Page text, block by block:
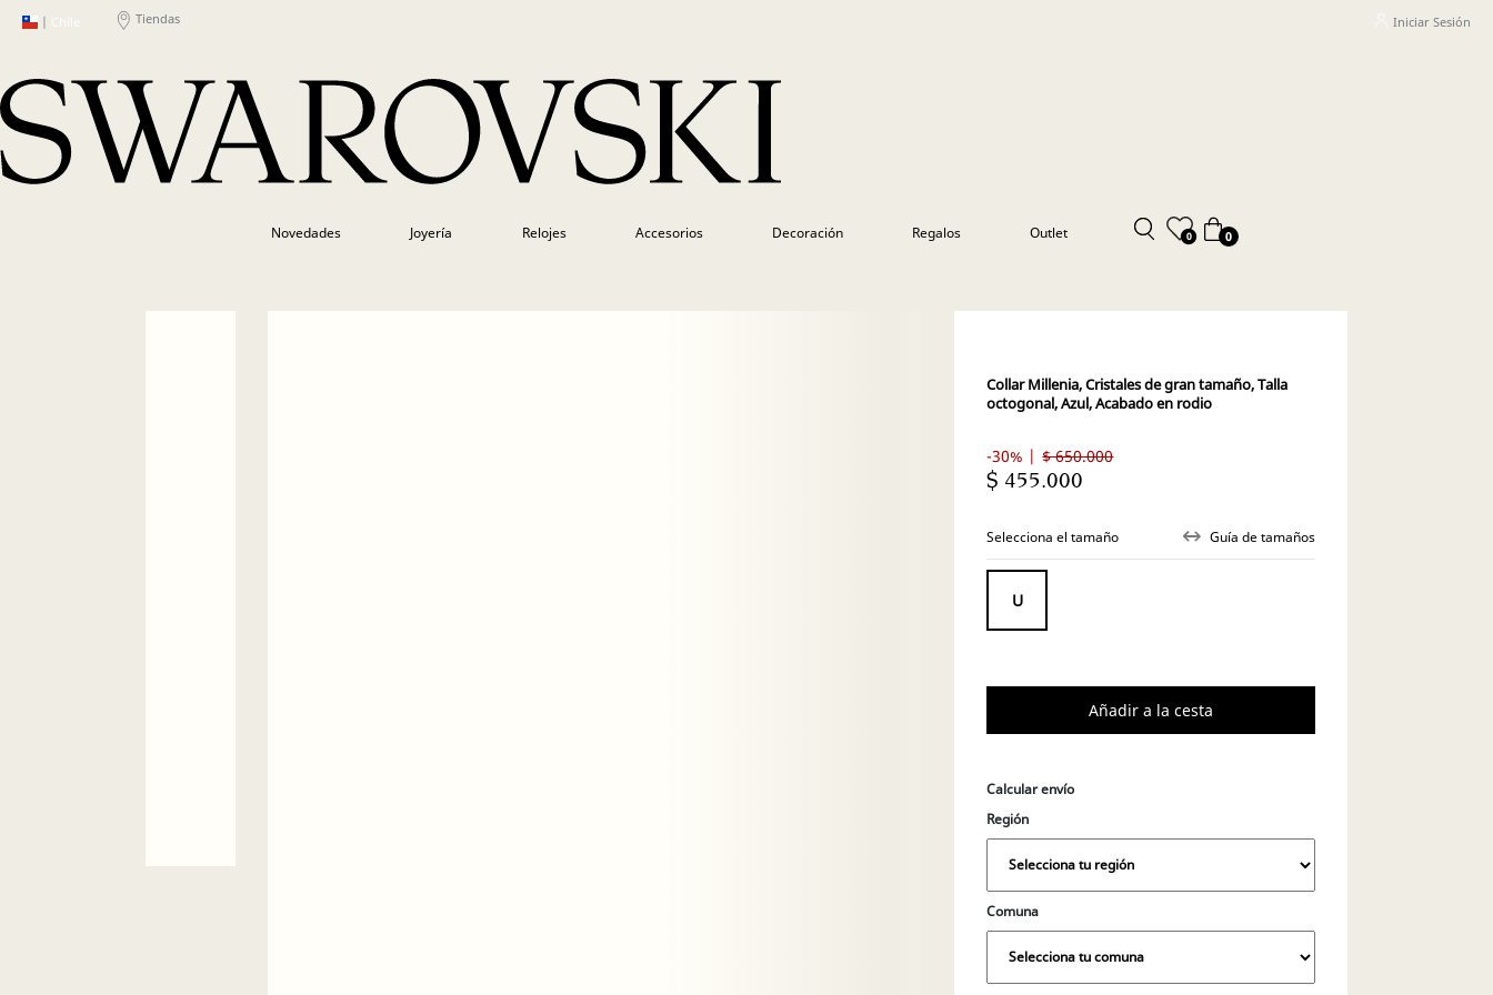
| Chile Tiendas Iniciar Sesión
Novedades Joyería Relojes Accesorios Decoración Regalos Outlet 0 0
Collar Millenia, Cristales de gran tamaño, Talla
octogonal, Azul, Acabado en rodio
-30% | $ 650.000
$ 455.000
Selecciona el tamaño Guía de tamaños
Calcular envío
Región
Comuna